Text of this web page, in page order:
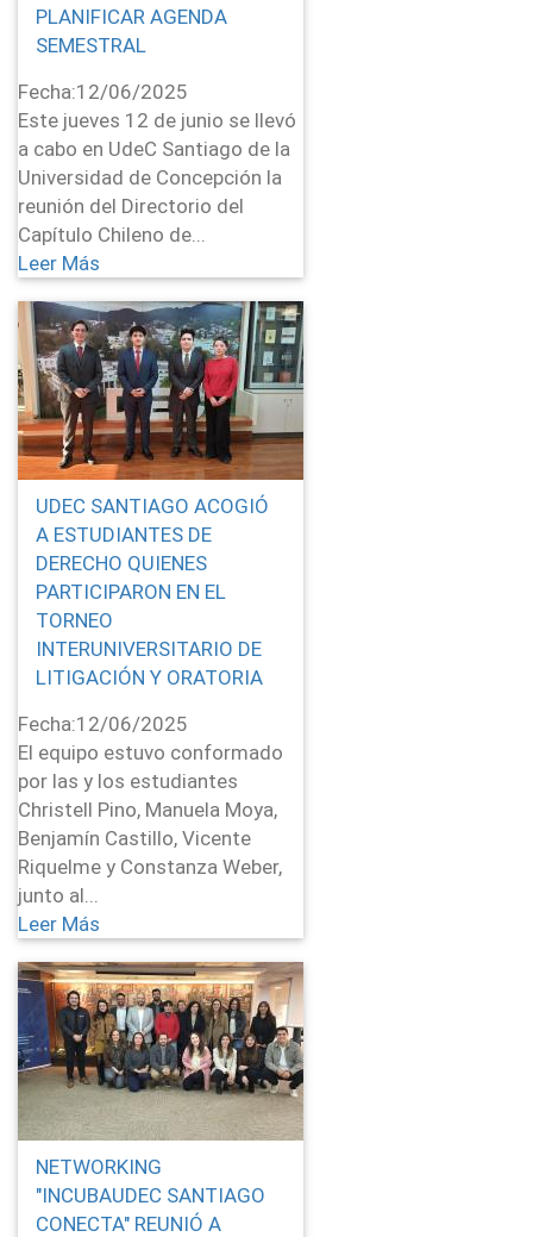
PLANIFICAR AGENDA
SEMESTRAL
Fecha:12/06/2025
Este jueves 12 de junio se llevó
a cabo en UdeC Santiago de la
Universidad de Concepción la
reunión del Directorio del
Capítulo Chileno de...
Leer Más
UDEC SANTIAGO ACOGIÓ
A ESTUDIANTES DE
DERECHO QUIENES
PARTICIPARON EN EL
TORNEO
INTERUNIVERSITARIO DE
LITIGACIÓN Y ORATORIA
Fecha:12/06/2025
El equipo estuvo conformado
por las y los estudiantes
Christell Pino, Manuela Moya,
Benjamín Castillo, Vicente
Riquelme y Constanza Weber,
junto al...
Leer Más
NETWORKING
"INCUBAUDEC SANTIAGO
CONECTA" REUNIÓ A